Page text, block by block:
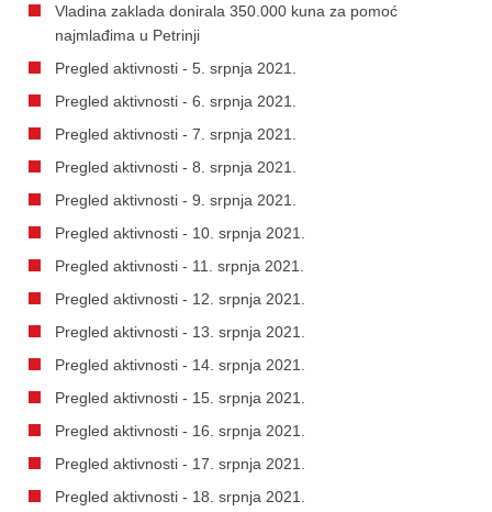
Vladina zaklada donirala 350.000 kuna za pomoć
najmlađima u Petrinji
Pregled aktivnosti - 5. srpnja 2021.
Pregled aktivnosti - 6. srpnja 2021.
Pregled aktivnosti - 7. srpnja 2021.
Pregled aktivnosti - 8. srpnja 2021.
Pregled aktivnosti - 9. srpnja 2021.
Pregled aktivnosti - 10. srpnja 2021.
Pregled aktivnosti - 11. srpnja 2021.
Pregled aktivnosti - 12. srpnja 2021.
Pregled aktivnosti - 13. srpnja 2021.
Pregled aktivnosti - 14. srpnja 2021.
Pregled aktivnosti - 15. srpnja 2021.
Pregled aktivnosti - 16. srpnja 2021.
Pregled aktivnosti - 17. srpnja 2021.
Pregled aktivnosti - 18. srpnja 2021.